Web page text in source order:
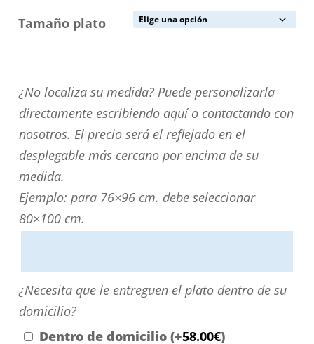
Tamaño plato
¿No
localiza
su
medida?
Puede
personalizarla
directamente
contactando
¿No localiza su medida? Puede personalizarla
directamente escribiendo aquí o contactando con
nosotros. El precio será el reflejado en el
desplegable más cercano por encima de su
medida.
Ejemplo: para 76×96 cm. debe seleccionar
80×100 cm.
¿Necesita
que
le
¿Necesita que le entreguen el plato dentro de su
domicilio?
Dentro de domicilio (+58.00€)